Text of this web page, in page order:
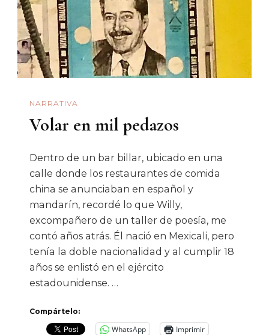
Allá
De
Las
Cifras
NARRATIVA
Volar en mil pedazos
Dentro de un bar billar, ubicado en una
calle donde los restaurantes de comida
china se anunciaban en español y
mandarín, recordé lo que Willy,
excompañero de un taller de poesía, me
contó años atrás. Él nació en Mexicali, pero
tenía la doble nacionalidad y al cumplir 18
años se enlistó en el ejército
estadounidense. …
Compártelo:
WhatsApp
Imprimir